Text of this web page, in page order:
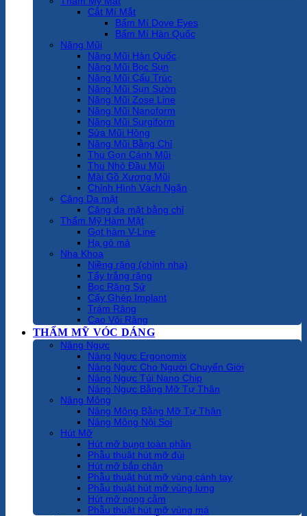
Cắt Mí Mắt
Bấm Mí Dove Eyes
Bấm Mí Hàn Quốc
Nâng Mũi
Nâng Mũi Hàn Quốc
Nâng Mũi Bọc Sụn
Nâng Mũi Cấu Trúc
Nâng Mũi Sụn Sườn
Nâng Mũi Zose Line
Nâng Mũi Nanoform
Nâng Mũi Surgiform
Sửa Mũi Hỏng
Nâng Mũi Bằng Chỉ
Thu Gọn Cánh Mũi
Thu Nhỏ Đầu Mũi
Mài Gồ Xương Mũi
Chỉnh Hình Vách Ngăn
Căng Da mặt
Căng da mặt bằng chỉ
Thẩm Mỹ Hàm Mặt
Gọt hàm V-Line
Hạ gò má
Nha Khoa
Niềng răng (chỉnh nha)
Tẩy trắng răng
Bọc Răng Sứ
Cấy Ghép Implant
Trám Răng
Cạo Vôi Răng
THẨM MỸ VÓC DÁNG
Nâng Ngực
Nâng Ngực Ergonomix
Nâng Ngực Cho Người Chuyển Giới
Nâng Ngực Túi Nano Chip
Nâng Ngực Bằng Mỡ Tự Thân
Nâng Mông
Nâng Mông Bằng Mỡ Tự Thân
Nâng Mông Nội Soi
Hút Mỡ
Hút mỡ bụng toàn phần
Phẫu thuật hút mỡ đùi
Hút mỡ bắp chân
Phẫu thuật hút mỡ vùng cánh tay
Phẫu thuật hút mỡ vùng lưng
Hút mỡ nọng cằm
Phẫu thuật hút mỡ vùng má